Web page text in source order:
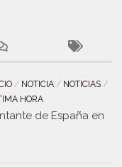
/ NOTICIA / NOTICIAS /
HORA
de España en